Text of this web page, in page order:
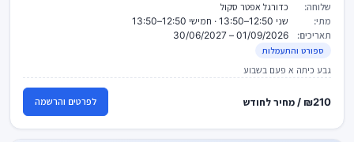
שלוחה:
כדורגל אפטר סקול
מתי:
שני 12:50–13:50 · חמישי 12:50–13:50
תאריכים:
01/09/2026 – 30/06/2027
ספורט והתעמלות
גבע כיתה א פעם בשבוע
₪210 / מחיר לחודש לפרטים והרשמה